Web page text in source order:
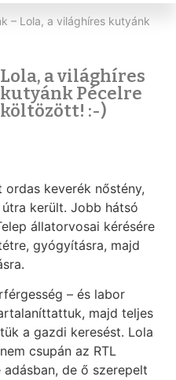
– Lola, a világhíres kutyánk
Lola, a világhíres
kutyánk Pécelre
költözött! :-)
keverék nőstény,
került. Jobb hátsó
állatorvosai kérésére
gyógyításra, majd
– és labor
majd teljes
a gazdi keresést. Lola
csupán az RTL
de ő szerepelt